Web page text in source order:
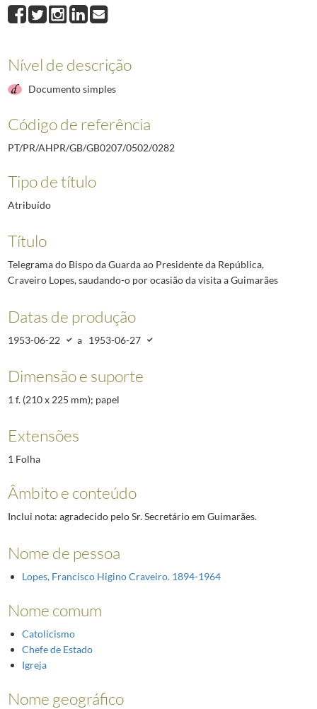
0282Telegrama do Bispo da Guarda ao Presidente da República, Craveiro
0283Telegrama do presidente da Associação Comercial do Porto ao
0285
Carta manuscrita de Francisco Manuel Fernandes Borges do Banco
Telegrama do presidente da comissão executiva da União Nacional
0287Telegrama do presidente da comissão executiva da União Nacional
2492Telegrama do Governador Militar Interino da Madeira ao Chefe da
Nível de descrição
Documento simples
Código de referência
PT/PR/AHPR/GB/GB0207/0502/0282
Tipo de título
Atribuído
Título
Telegrama do Bispo da Guarda ao Presidente da República,
Craveiro Lopes, saudando-o por ocasião da visita a Guimarães
Datas de produção
1953-06-22 a 1953-06-27
Dimensão e suporte
1 f. (210 x 225 mm); papel
Extensões
1 Folha
Âmbito e conteúdo
Inclui nota: agradecido pelo Sr. Secretário em Guimarães.
Nome de pessoa
Lopes, Francisco Higino Craveiro. 1894-1964
Nome comum
Catolicismo
Chefe de Estado
Igreja
Nome geográfico